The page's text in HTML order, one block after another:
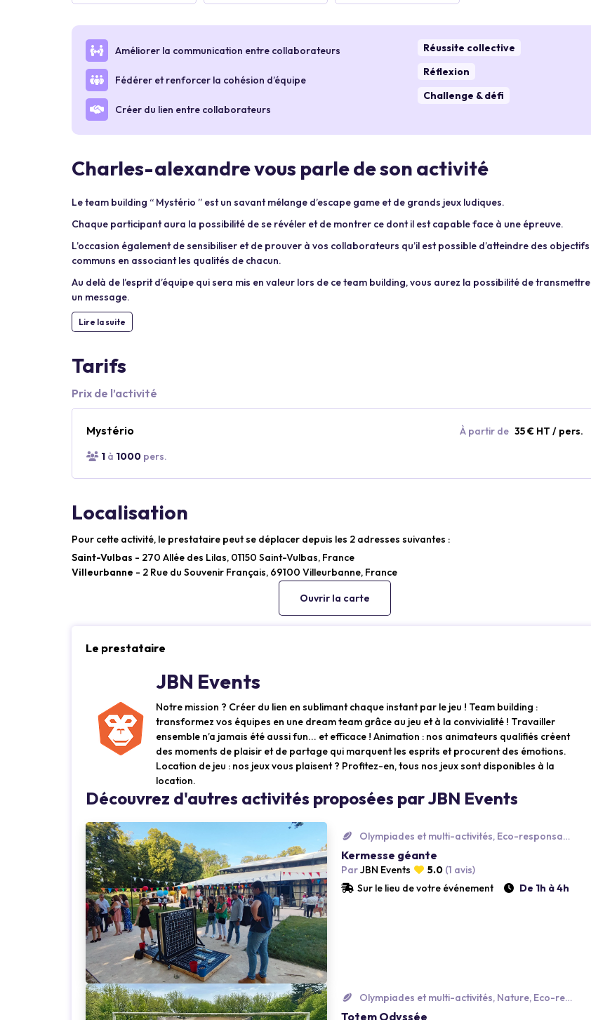
Améliorer la communication entre collaborateurs
Fédérer et renforcer la cohésion d’équipe
Créer du lien entre collaborateurs
Réussite collective
Réflexion
Challenge & défi
Charles-alexandre vous parle de son activité
Le team building “ Mystério ” est un savant mélange d’escape game et de grands jeux ludiques.
Chaque participant aura la possibilité de se révéler et de montrer ce dont il est capable face à une épreuve.
L’occasion également de sensibiliser et de prouver à vos collaborateurs qu’il est possible d’atteindre des objectifs
communs en associant les qualités de chacun.
Au delà de l’esprit d’équipe qui sera mis en valeur lors de ce team building, vous aurez la possibilité de transmettre
un message.
Lire la suite
Tarifs
Prix de l’activité
Mystério À partir de 35 € HT / pers.
1 à 1000 pers.
Localisation
Pour cette activité, le prestataire peut se déplacer depuis les 2 adresses suivantes :
Saint-Vulbas - 270 Allée des Lilas, 01150 Saint-Vulbas, France
Villeurbanne - 2 Rue du Souvenir Français, 69100 Villeurbanne, France
Ouvrir la carte
Le prestataire
JBN Events
Notre mission ? Créer du lien en sublimant chaque instant par le jeu ! Team building :
transformez vos équipes en une dream team grâce au jeu et à la convivialité ! Travailler
ensemble n’a jamais été aussi fun... et efficace ! Animation : nos animateurs qualifiés créent
des moments de plaisir et de partage qui marquent les esprits et procurent des émotions.
Location de jeu : nos jeux vous plaisent ? Profitez-en, tous nos jeux sont disponibles à la
location.
Découvrez d'autres activités proposées par JBN Events
Loading... Loading...
Olympiades et multi-activités, Eco-responsable
Kermesse géante
ParJBN Events 5.0 (1 avis)
Sur le lieu de votre événement
De 1h à 4h
Olympiades et multi-activités, Nature, Eco-responsable
Totem Odyssée